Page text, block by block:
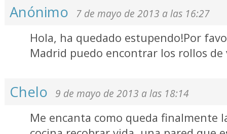
Anónimo 7 de mayo de 2013 a las 16:27
Hola, ha quedado estupendo!Por
Madrid puedo encontrar los rollos de
Chelo 9 de mayo de 2013 a las 18:14
Me encanta como queda finalmente